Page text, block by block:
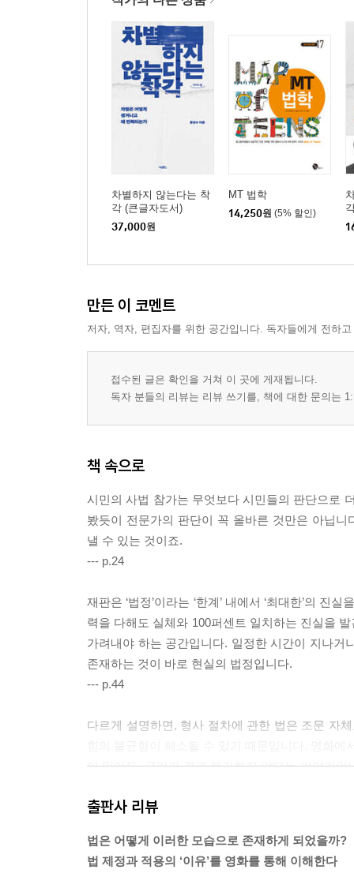
차별하지 않는다는 착
각 (큰글자도서)
37,000원
MT 법학
14,250원 (5% 할인)
만든 이 코멘트
저자, 역자, 편집자를 위한 공간입니다. 독자들에게 전하
접수된 글은 확인을 거쳐 이 곳에 게재됩니다.
독자 분들의 리뷰는 리뷰 쓰기를, 책에 대한 문의는
책 속으로
시민의 사법 참가는 무엇보다 시민들의 판단으로
봤듯이 전문가의 판단이 꼭 올바른 것만은 아닙
낼 수 있는 것이죠.
--- p.24
재판은 ‘법정’이라는 ‘한계’ 내에서 ‘최대한’의 진
력을 다해도 실체와 100퍼센트 일치하는 진실을
가려내야 하는 공간입니다. 일정한 시간이 지나
존재하는 것이 바로 현실의 법정입니다.
--- p.44
다르게 설명하면, 형사 절차에 관한 법은 조문 자
어 있어도, 국가가 결코 불리하지 않다는 이야기
--- p.65
많은 사람들이 교도소 관련 영화를 보고 “교도소
도소 재소자들은 아주 힘들게 고생을 해야 한다는
출판사 리뷰
법은 어떻게 이러한 모습으로 존재하게 되었을까?
법 제정과 적용의 ‘이유’를 영화를 통해 이해한다